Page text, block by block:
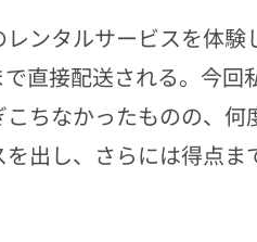
ンタルサービスを体験
直接配送される。今回
ちなかったものの、何
出し、さらには得点ま